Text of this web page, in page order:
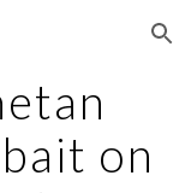
Skip to navigation
on